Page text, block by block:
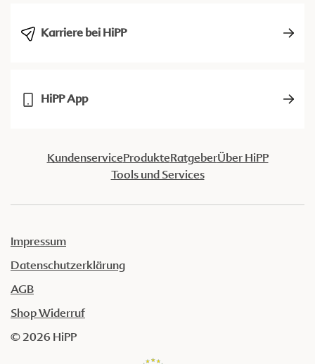
Karriere bei HiPP
HiPP App
KundenserviceProdukteRatgeberÜber HiPP
Tools und Services
Impressum
Datenschutzerklärung
AGB
Shop Widerruf
© 2026 HiPP